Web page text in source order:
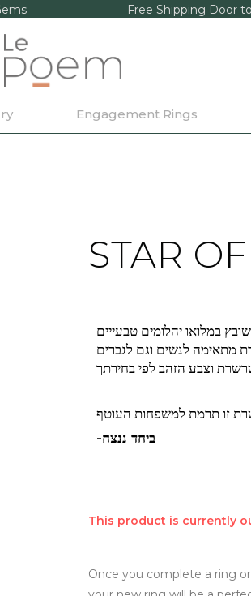
Free Shipping Door
Engagement Rings
STAR
מתאימה לנשים וגם לגברים
וצבע הזהב לפי בחירתך
זו תרמת למשפחות העוטף
-ביחד ננצח
This product is currently
Once you complete a ring